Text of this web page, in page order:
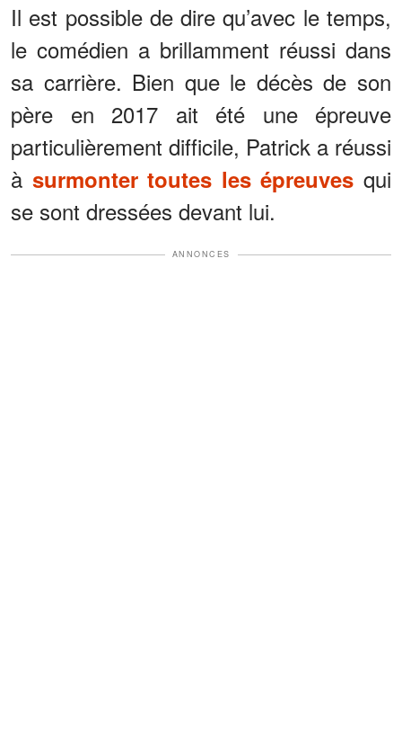
Il est possible de dire qu’avec le temps,
le comédien a brillamment réussi dans
sa carrière. Bien que le décès de son
père en 2017 ait été une épreuve
particulièrement difficile, Patrick a réussi
à surmonter toutes les épreuves qui
se sont dressées devant lui.
ANNONCES